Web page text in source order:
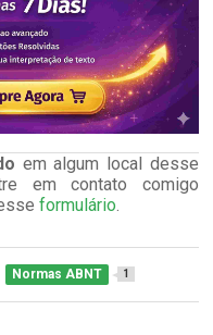
em algum local desse
em contato comigo
formulário.
Normas ABNT 1